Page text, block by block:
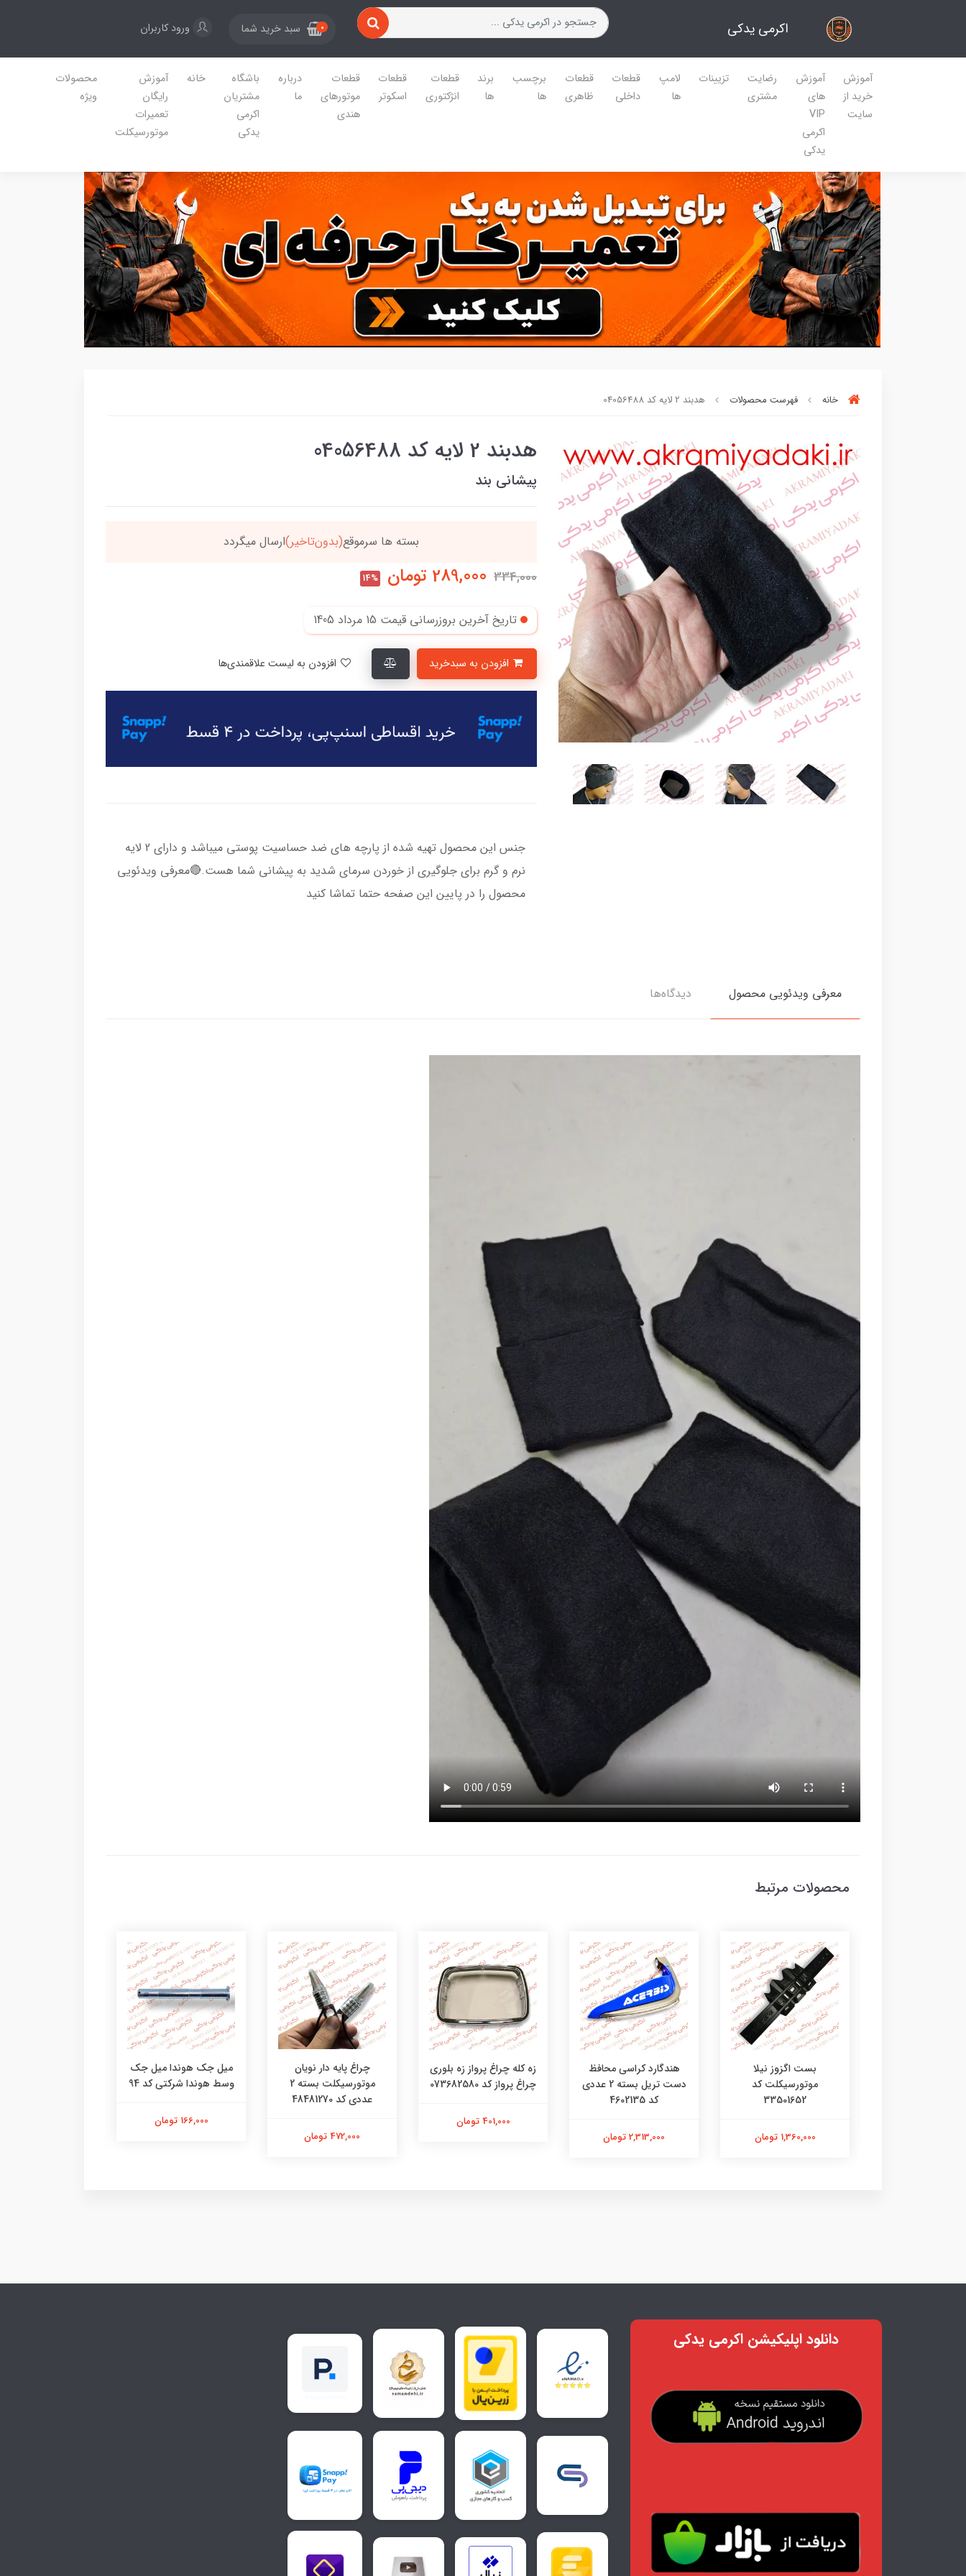
اکرمی یدکی 0 سبد خرید شما ورود کاربران
آموزش
خرید از
سایت
آموزش
های
VIP
اکرمی
یدکی
رضایت
مشتری
تزیینات
لامپ
ها
قطعات
داخلی
قطعات
ظاهری
برچسب
ها
برند
ها
قطعات
انژکتوری
قطعات
اسکوتر
قطعات
موتورهای
هندی
درباره
ما
باشگاه
مشتریان
اکرمی
یدکی
خانه
آموزش
رایگان
تعمیرات
موتورسیکلت
محصولات
ویژه
خانه فهرست محصولات هدبند 2 لایه کد 04056488
هدبند 2 لایه کد 04056488
پیشانی بند
بسته ها سرموقع(بدون‌تاخیر)ارسال میگردد خریدتو به5میلیون برسون،ارسالت‌رایگانه
334,000
289,000 تومان 14%
تاریخ آخرین بروزرسانی قیمت 15 مرداد 1405
جنس این محصول تهیه شده از پارچه های ضد حساسیت پوستی میباشد و دارای 2 لایه
نرم و گرم برای جلوگیری از خوردن سرمای شدید به پیشانی شما هست.🔴معرفی ویدئویی
محصول را در پایین این صفحه حتما تماشا کنید
معرفی ویدئویی محصول دیدگاه‌ها
محصولات مرتبط
بست اگزوز نیلا
موتورسیکلت کد
33501652
1,360,000 تومان
هندگارد کراسی محافظ
دست تریل بسته 2 عددی
کد 4602135
2,313,000 تومان
زه کله چراغ پرواز زه بلوری
چراغ پرواز کد 073682580
401,000 تومان
چراغ پایه دار نویان
موتورسیکلت بسته 2
عددی کد 48481270
472,000 تومان
میل جک هوندا میل جک
وسط هوندا شرکتی کد 94
166,000 تومان
دانلود اپلیکیشن اکرمی یدکی